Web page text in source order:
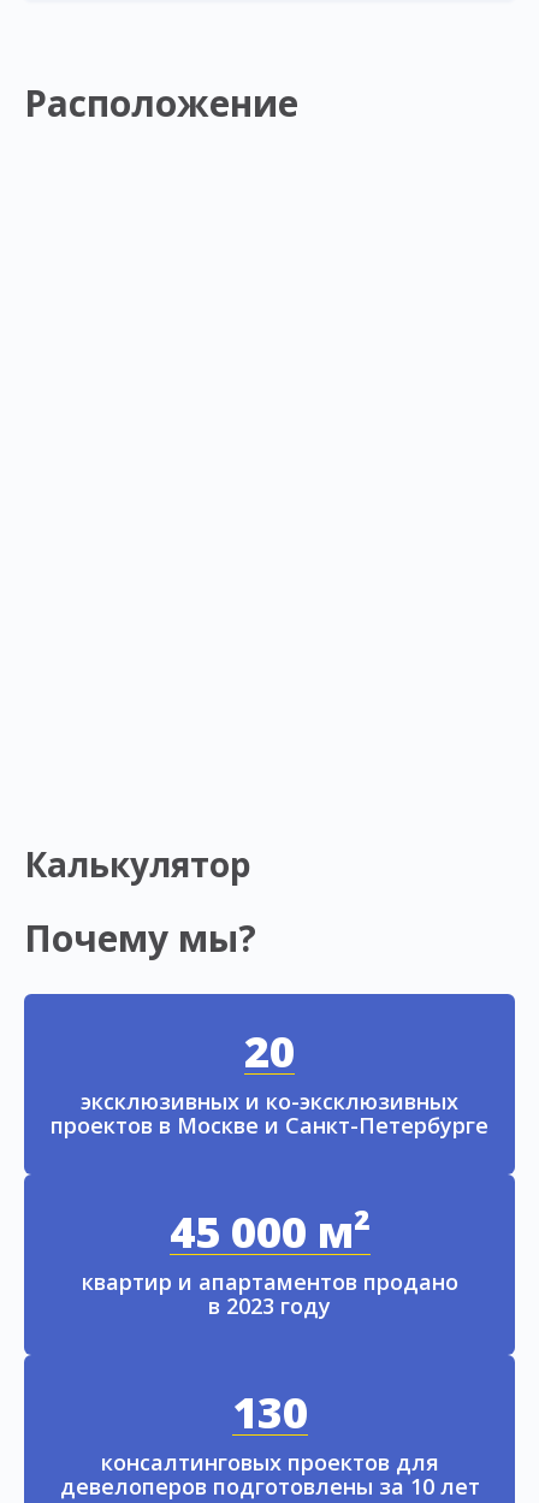
Расположение
Калькулятор
Почему мы?
20
эксклюзивных и ко-эксклюзивных
проектов в Москве и Санкт-Петербурге
45 000 м²
квартир и апартаментов продано
в 2023 году
130
консалтинговых проектов для
девелоперов подготовлены за 10 лет